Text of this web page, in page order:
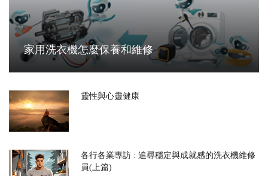
家用洗衣機怎麼保養和維修
靈性與心靈健康
各行各業專訪 : 追尋穩定與成就感的洗衣機維修
員(上篇)